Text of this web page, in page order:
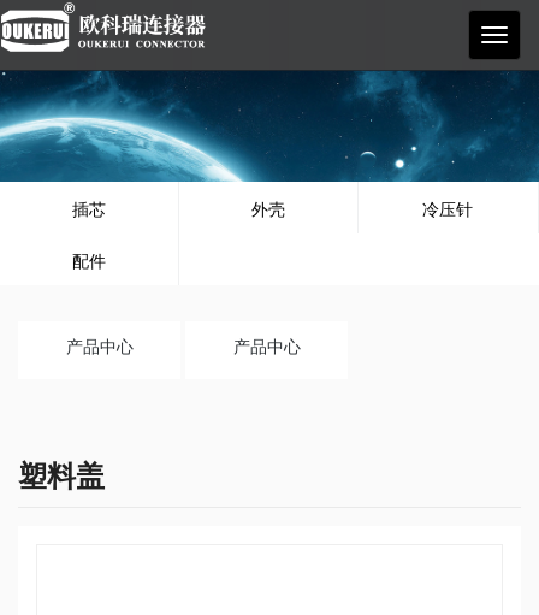
欧科
瑞
插芯 外壳 冷压针
配件
产品中心 产品中心
塑料盖